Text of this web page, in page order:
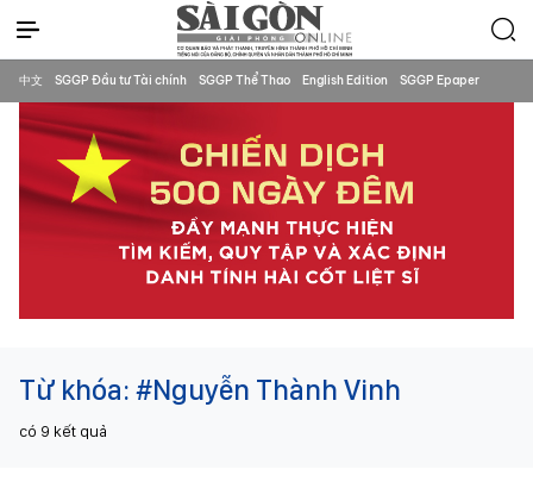
中文 SGGP Đầu tư Tài chính SGGP Thể Thao English Edition SGGP Epaper
Từ khóa: #Nguyễn Thành Vinh
có 9 kết quả